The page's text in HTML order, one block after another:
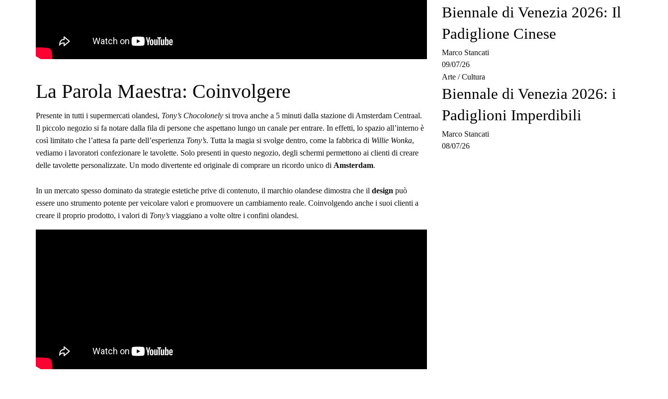
La Parola Maestra: Coinvolgere
Presente in tutti i supermercati olandesi, Tony’s Chocolonely si trova anche a 5 minuti dalla stazione di Amsterdam Centraal.
Il piccolo negozio si fa notare dalla fila di persone che aspettano lungo un canale per entrare. In effetti, lo spazio all’interno è
così limitato che l’attesa fa parte dell’esperienza Tony’s. Tutta la magia si svolge dentro, come la fabbrica di Willie Wonka,
vediamo i lavoratori confezionare le tavolette. Solo presenti in questo negozio, degli schermi permettono ai clienti di creare
delle tavolette personalizzate. Un modo divertente ed originale di comprare un ricordo unico di Amsterdam.
In un mercato spesso dominato da strategie estetiche prive di contenuto, il marchio olandese dimostra che il design può
essere uno strumento potente per veicolare valori e promuovere un cambiamento reale. Coinvolgendo anche i suoi clienti a
creare il proprio prodotto, i valori di Tony’s viaggiano a volte oltre i confini olandesi.
Biennale di Venezia 2026: Il
Padiglione Cinese
Marco Stancati
09/07/26
Arte / Cultura
Biennale di Venezia 2026: i
Padiglioni Imperdibili
Marco Stancati
08/07/26